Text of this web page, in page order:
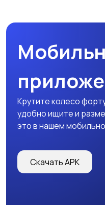
Крутите колесо
удобно ищите и
это в нашем
Скачать APK